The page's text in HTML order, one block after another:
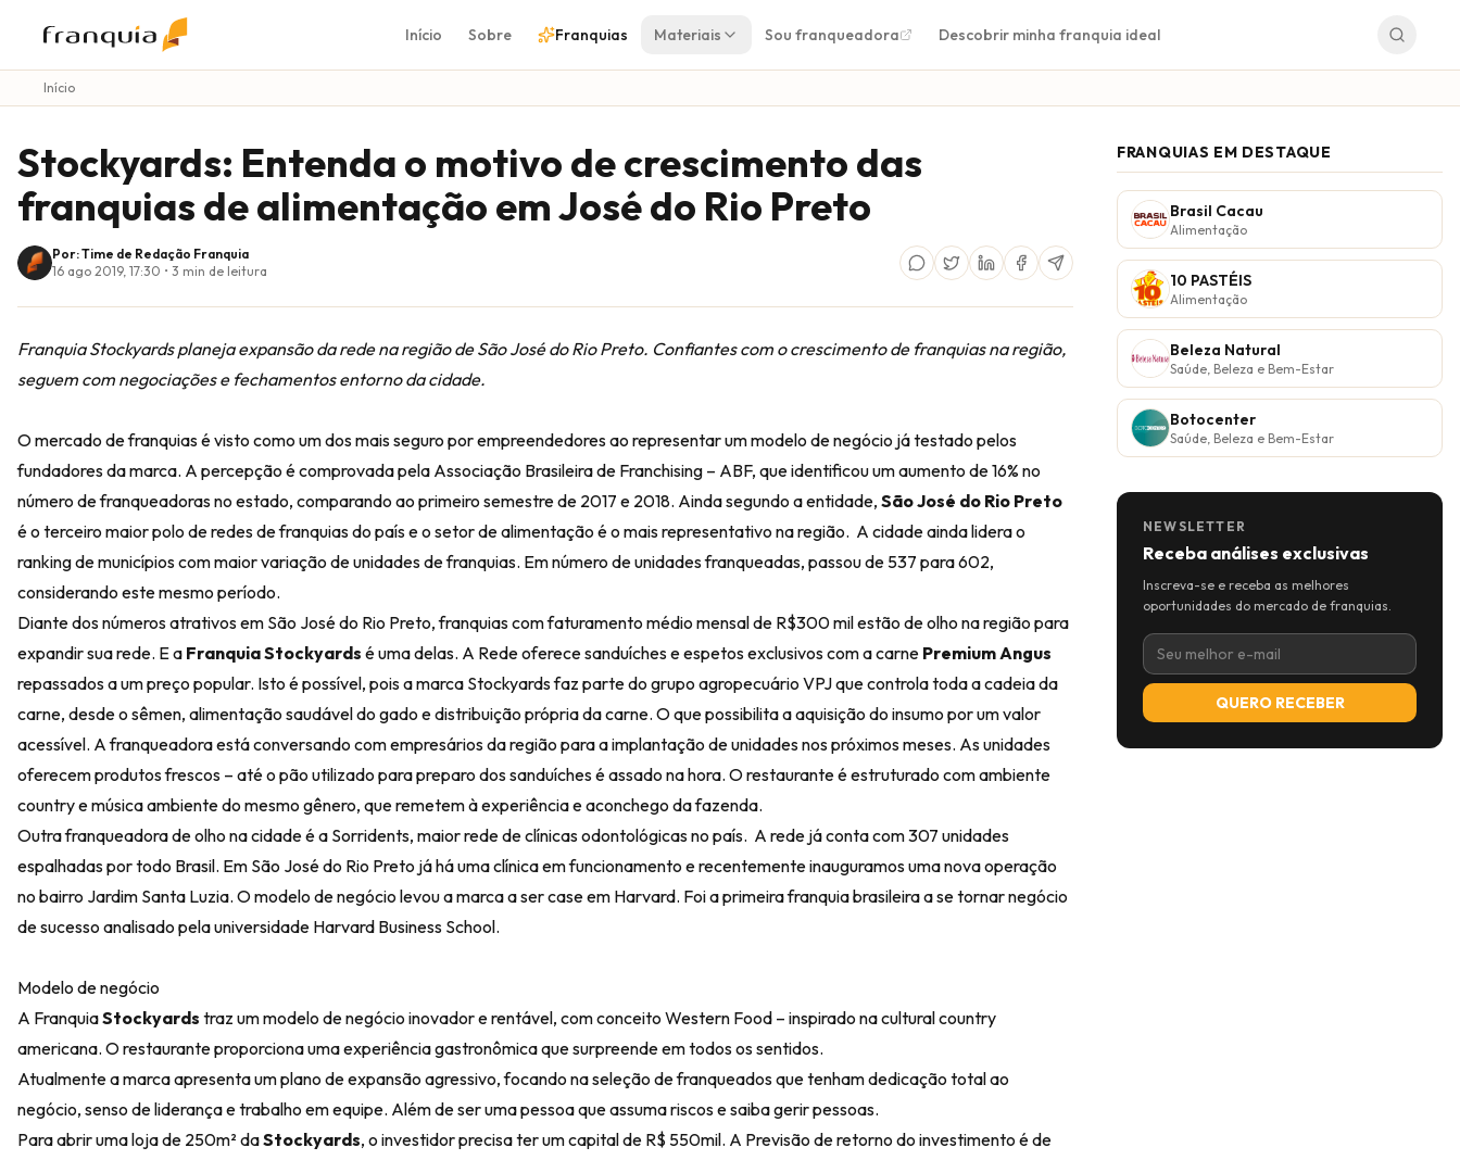
Início Sobre Franquias Materiais Sou franqueadora Descobrir minha franquia ideal
Início
Stockyards: Entenda o motivo de crescimento das
franquias de alimentação em José do Rio Preto
Por: Time de Redação Franquia
16 ago 2019, 17:30 • 3 min de leitura
Franquia Stockyards planeja expansão da rede na região de São José do Rio Preto. Confiantes com o crescimento de franquias na região,
seguem com negociações e fechamentos entorno da cidade.
O mercado de franquias é visto como um dos mais seguro por empreendedores ao representar um modelo de negócio já testado pelos
fundadores da marca. A percepção é comprovada pela Associação Brasileira de Franchising – ABF, que identificou um aumento de 16% no
número de franqueadoras no estado, comparando ao primeiro semestre de 2017 e 2018. Ainda segundo a entidade, São José do Rio Preto
é o terceiro maior polo de redes de franquias do país e o setor de alimentação é o mais representativo na região. A cidade ainda lidera o
ranking de municípios com maior variação de unidades de franquias. Em número de unidades franqueadas, passou de 537 para 602,
considerando este mesmo período.
Diante dos números atrativos em São José do Rio Preto, franquias com faturamento médio mensal de R$300 mil estão de olho na região para
expandir sua rede. E a Franquia Stockyards é uma delas. A Rede oferece sanduíches e espetos exclusivos com a carne Premium Angus
repassados a um preço popular. Isto é possível, pois a marca Stockyards faz parte do grupo agropecuário VPJ que controla toda a cadeia da
carne, desde o sêmen, alimentação saudável do gado e distribuição própria da carne. O que possibilita a aquisição do insumo por um valor
acessível. A franqueadora está conversando com empresários da região para a implantação de unidades nos próximos meses. As unidades
oferecem produtos frescos – até o pão utilizado para preparo dos sanduíches é assado na hora. O restaurante é estruturado com ambiente
country e música ambiente do mesmo gênero, que remetem à experiência e aconchego da fazenda.
Outra franqueadora de olho na cidade é a Sorridents, maior rede de clínicas odontológicas no país. A rede já conta com 307 unidades
espalhadas por todo Brasil. Em São José do Rio Preto já há uma clínica em funcionamento e recentemente inauguramos uma nova operação
no bairro Jardim Santa Luzia. O modelo de negócio levou a marca a ser case em Harvard. Foi a primeira franquia brasileira a se tornar negócio
de sucesso analisado pela universidade Harvard Business School.
Modelo de negócio
A FranquiaStockyards traz um modelo de negócio inovador e rentável, com conceito Western Food – inspirado na cultural country
americana. O restaurante proporciona uma experiência gastronômica que surpreende em todos os sentidos.
Atualmente a marca apresenta um plano de expansão agressivo, focando na seleção de franqueados que tenham dedicação total ao
negócio, senso de liderança e trabalho em equipe. Além de ser uma pessoa que assuma riscos e saiba gerir pessoas.
Para abrir uma loja de 250m² daStockyards, o investidor precisa ter um capital de R$ 550mil. A Previsão de retorno do investimento é de
FRANQUIAS EM DESTAQUE
Brasil Cacau
Alimentação
10 PASTÉIS
Alimentação
Beleza Natural
Saúde, Beleza e Bem-Estar
Botocenter
Saúde, Beleza e Bem-Estar
NEWSLETTER
Receba análises exclusivas
Inscreva-se e receba as melhores
oportunidades do mercado de franquias.
QUERO RECEBER